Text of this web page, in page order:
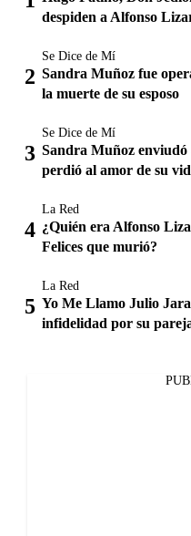
despiden a Alfonso
Se Dice de Mí
Sandra Muñoz fue
la muerte de su esposo
Se Dice de Mí
Sandra Muñoz enviudó
perdió al amor de su
La Red
¿Quién era Alfonso
Felices que murió?
La Red
Yo Me Llamo Julio
infidelidad por su